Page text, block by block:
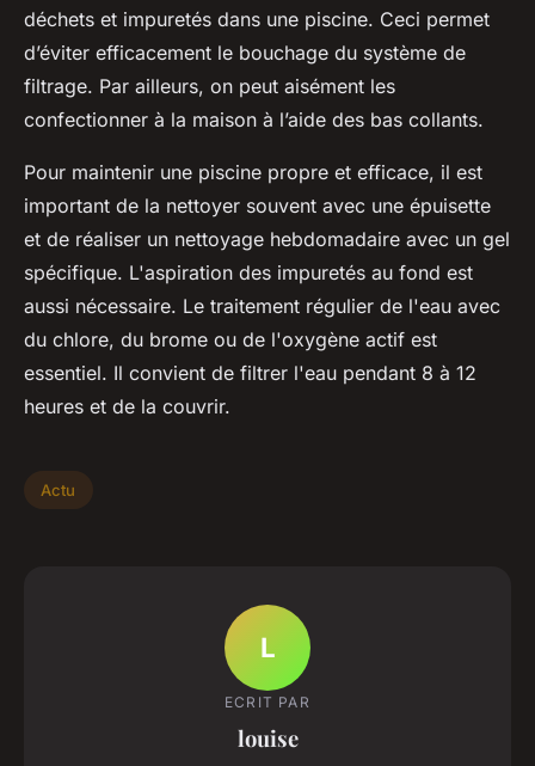
déchets et impuretés dans une piscine. Ceci permet
d’éviter efficacement le bouchage du système de
filtrage. Par ailleurs, on peut aisément les
confectionner à la maison à l’aide des bas collants.
Pour maintenir une piscine propre et efficace, il est
important de la nettoyer souvent avec une épuisette
et de réaliser un nettoyage hebdomadaire avec un gel
spécifique. L'aspiration des impuretés au fond est
aussi nécessaire. Le traitement régulier de l'eau avec
du chlore, du brome ou de l'oxygène actif est
essentiel. Il convient de filtrer l'eau pendant 8 à 12
heures et de la couvrir.
Actu
L
ECRIT PAR
louise